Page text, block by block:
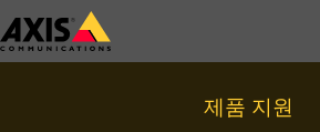
주
요
제품 지원